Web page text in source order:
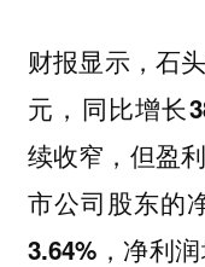
财报显示，石
元，同比增长
续收窄，但盈
市公司股东的
3.64%，净利